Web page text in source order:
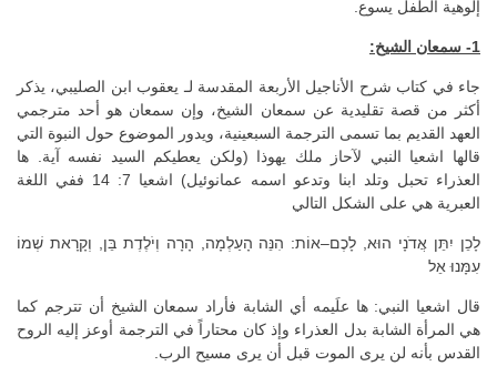
إلوهية الطفل يسوع.
1- سمعان الشيخ:
جاء في كتاب شرح الأناجيل الأربعة المقدسة لـ يعقوب ابن الصليبي، يذكر
أكثر من قصة تقليدية عن سمعان الشيخ، وإن سمعان هو أحد مترجمي
العهد القديم بما تسمى الترجمة السبعينية، ويدور الموضوع حول النبوة التي
قالها اشعيا النبي لآحاز ملك يهوذا (ولكن يعطيكم السيد نفسه آية. ها
العذراء تحبل وتلد ابنا وتدعو اسمه عمانوئيل) اشعيا 7: 14 ففي اللغة
العبرية هي على الشكل التالي
לָכֵן יִתֵּן אֲדֹנָי הוּא, לָכֶם–אוֹת: הִנֵּה הָעַלְמָה, הָרָה וְיֹלֶדֶת בֵּן, וְקָרָאת שְׁמוֹ
עִמָּנוּ אֵל
قال اشعيا النبي: ها علَيمه أي الشابة فأراد سمعان الشيخ أن تترجم كما
هي المرأة الشابة بدل العذراء وإذ كان محتاراً في الترجمة أوعز إليه الروح
القدس بأنه لن يرى الموت قبل أن يرى مسيح الرب.